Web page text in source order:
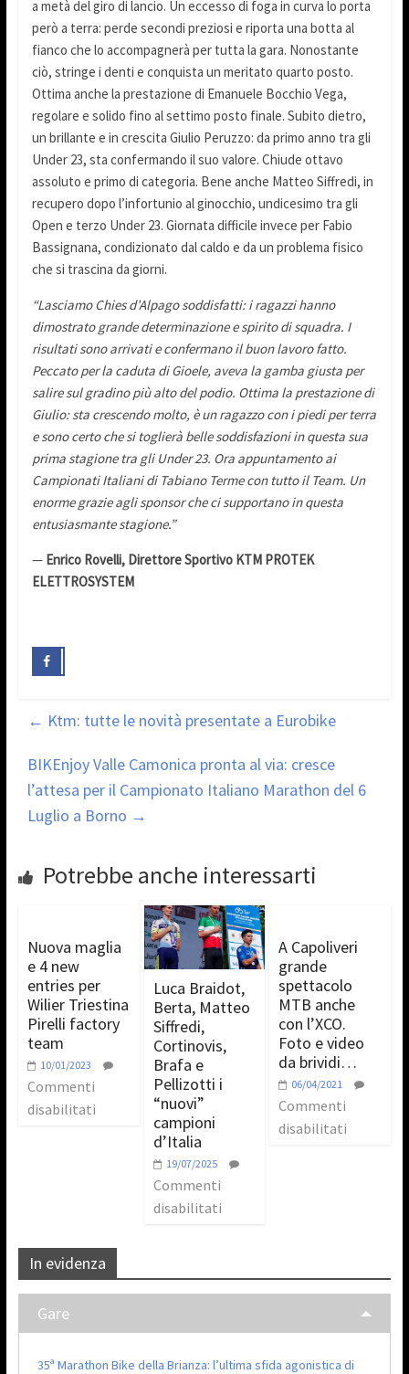
a metà del giro di lancio. Un eccesso di foga in curva lo porta
però a terra: perde secondi preziosi e riporta una botta al
fianco che lo accompagnerà per tutta la gara. Nonostante
ciò, stringe i denti e conquista un meritato quarto posto.
Ottima anche la prestazione di Emanuele Bocchio Vega,
regolare e solido fino al settimo posto finale. Subito dietro,
un brillante e in crescita Giulio Peruzzo: da primo anno tra gli
Under 23, sta confermando il suo valore. Chiude ottavo
assoluto e primo di categoria. Bene anche Matteo Siffredi, in
recupero dopo l’infortunio al ginocchio, undicesimo tra gli
Open e terzo Under 23. Giornata difficile invece per Fabio
Bassignana, condizionato dal caldo e da un problema fisico
che si trascina da giorni.
“Lasciamo Chies d’Alpago soddisfatti: i ragazzi hanno
dimostrato grande determinazione e spirito di squadra. I
risultati sono arrivati e confermano il buon lavoro fatto.
Peccato per la caduta di Gioele, aveva la gamba giusta per
salire sul gradino più alto del podio. Ottima la prestazione di
Giulio: sta crescendo molto, è un ragazzo con i piedi per terra
e sono certo che si toglierà belle soddisfazioni in questa sua
prima stagione tra gli Under 23. Ora appuntamento ai
Campionati Italiani di Tabiano Terme con tutto il Team. Un
enorme grazie agli sponsor che ci supportano in questa
entusiasmante stagione.”
— Enrico Rovelli, Direttore Sportivo KTM PROTEK
ELETTROSYSTEM
← Ktm: tutte le novità presentate a Eurobike
BIKEnjoy Valle Camonica pronta al via: cresce
l’attesa per il Campionato Italiano Marathon del 6
Luglio a Borno →
Potrebbe anche interessarti
Nuova maglia
e 4 new
entries per
Wilier Triestina
Pirelli factory
team
10/01/2023
Commenti
disabilitati
Luca Braidot,
Berta, Matteo
Siffredi,
Cortinovis,
Brafa e
Pellizotti i
“nuovi”
campioni
d’Italia
19/07/2025
Commenti
disabilitati
A Capoliveri
grande
spettacolo
MTB anche
con l’XCO.
Foto e video
da brividi…
06/04/2021
Commenti
disabilitati
In evidenza
Gare
35ª Marathon Bike della Brianza: l’ultima sfida agonistica di